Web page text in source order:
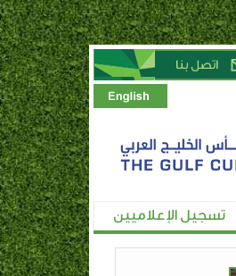
تسجيل الإعلاميين